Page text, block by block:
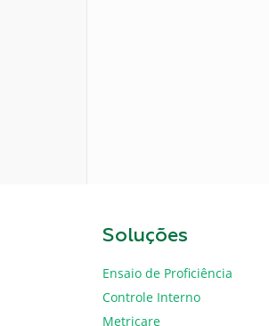
Soluções
Ensaio de Proficiência
Controle Interno
Metricare